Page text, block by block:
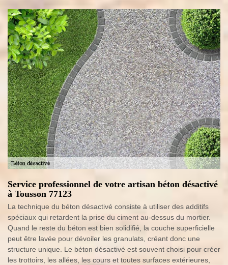
Service professionnel de votre artisan béton désactivé
à Tousson 77123
La technique du béton désactivé consiste à utiliser des additifs
spéciaux qui retardent la prise du ciment au-dessus du mortier.
Quand le reste du béton est bien solidifié, la couche superficielle
peut être lavée pour dévoiler les granulats, créant donc une
structure unique. Le béton désactivé est souvent choisi pour créer
les trottoirs, les allées, les cours et toutes surfaces extérieures,